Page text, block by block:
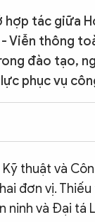
hợp tác giữa
thông
đào tạo,
phục vụ
Kỹ thuật và
đơn vị.
ninh và Đại tá